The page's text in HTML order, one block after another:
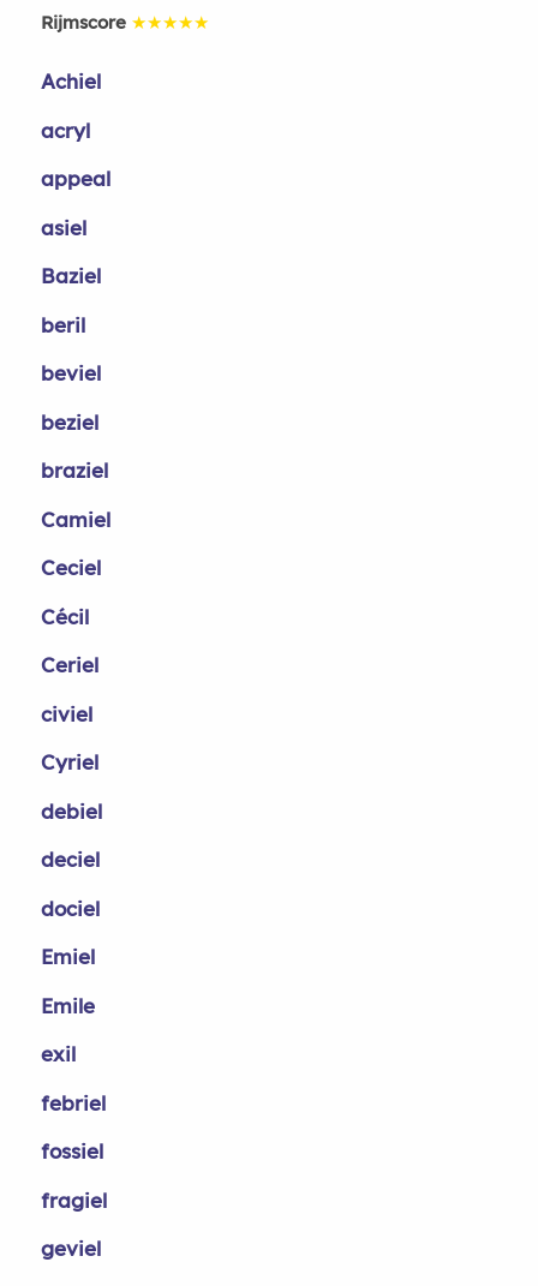
Rijmscore ★★★★★
Achiel
acryl
appeal
asiel
Baziel
beril
beviel
beziel
braziel
Camiel
Ceciel
Cécil
Ceriel
civiel
Cyriel
debiel
deciel
dociel
Emiel
Emile
exil
febriel
fossiel
fragiel
geviel